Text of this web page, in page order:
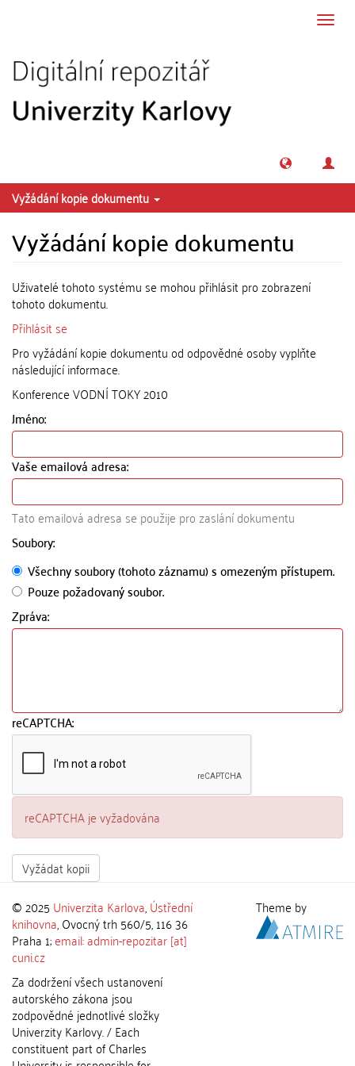
Vyžádání kopie dokumentu
Vyžádání kopie dokumentu
Uživatelé tohoto systému se mohou přihlásit pro zobrazení
tohoto dokumentu.
Přihlásit se
Pro vyžádání kopie dokumentu od odpovědné osoby vyplňte
následující informace.
Konference VODNÍ TOKY 2010
Jméno:
Vaše emailová adresa:
Tato emailová adresa se použije pro zaslání dokumentu
Soubory:
Všechny soubory (tohoto záznamu) s omezeným přístupem.
Pouze požadovaný soubor.
Zpráva:
reCAPTCHA:
reCAPTCHA je vyžadována
Vyžádat kopii
© 2025 Univerzita Karlova,Ústřední
knihovna, Ovocný trh 560/5, 116 36
Praha 1;email: admin-repozitar [at]
cuni.cz
Za dodržení všech ustanovení
autorského zákona jsou
zodpovědné jednotlivé složky
Univerzity Karlovy. / Each
constituent part of Charles
Theme by